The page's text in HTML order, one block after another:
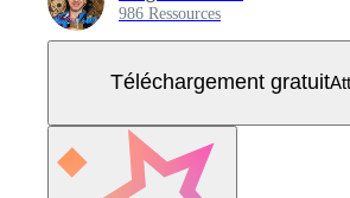
986 Ressources
Téléchargement gratuit